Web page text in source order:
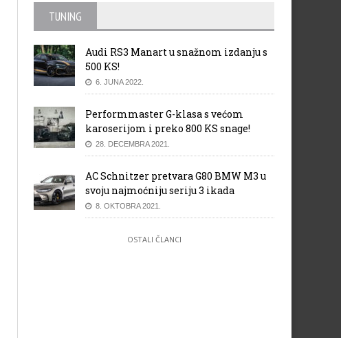
TUNING
Audi RS3 Manart u snažnom izdanju s
500 KS!
6. JUNA 2022.
Performmaster G-klasa s većom
karoserijom i preko 800 KS snage!
28. DECEMBRA 2021.
AC Schnitzer pretvara G80 BMW M3 u
svoju najmoćniju seriju 3 ikada
8. OKTOBRA 2021.
OSTALI ČLANCI